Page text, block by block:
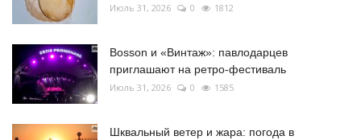
Июль 31, 2026 0 1812
Bosson и «Винтаж»: павлодарцев
приглашают на ретро-фестиваль
Июль 31, 2026 0 1585
Шквальный ветер и жара: погода в